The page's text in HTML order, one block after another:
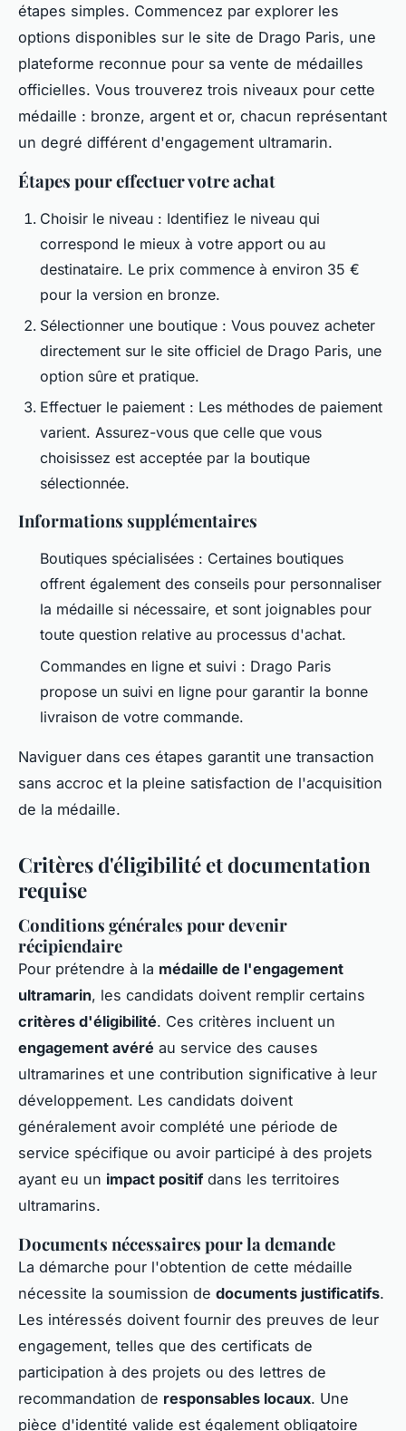
étapes simples. Commencez par explorer les
options disponibles sur le site de Drago Paris, une
plateforme reconnue pour sa vente de médailles
officielles. Vous trouverez trois niveaux pour cette
médaille : bronze, argent et or, chacun représentant
un degré différent d'engagement ultramarin.
Étapes pour effectuer votre achat
Choisir le niveau : Identifiez le niveau qui
correspond le mieux à votre apport ou au
destinataire. Le prix commence à environ 35 €
pour la version en bronze.
Sélectionner une boutique : Vous pouvez acheter
directement sur le site officiel de Drago Paris, une
option sûre et pratique.
Effectuer le paiement : Les méthodes de paiement
varient. Assurez-vous que celle que vous
choisissez est acceptée par la boutique
sélectionnée.
Informations supplémentaires
Boutiques spécialisées : Certaines boutiques
offrent également des conseils pour personnaliser
la médaille si nécessaire, et sont joignables pour
toute question relative au processus d'achat.
Commandes en ligne et suivi : Drago Paris
propose un suivi en ligne pour garantir la bonne
livraison de votre commande.
Naviguer dans ces étapes garantit une transaction
sans accroc et la pleine satisfaction de l'acquisition
de la médaille.
Critères d'éligibilité et documentation
requise
Conditions générales pour devenir
récipiendaire
Pour prétendre à la médaille de l'engagement
ultramarin, les candidats doivent remplir certains
critères d'éligibilité. Ces critères incluent un
engagement avéré au service des causes
ultramarines et une contribution significative à leur
développement. Les candidats doivent
généralement avoir complété une période de
service spécifique ou avoir participé à des projets
ayant eu un impact positifdans les territoires
ultramarins.
Documents nécessaires pour la demande
La démarche pour l'obtention de cette médaille
nécessite la soumission de documents justificatifs.
Les intéressés doivent fournir des preuves de leur
engagement, telles que des certificats de
participation à des projets ou des lettres de
recommandation de responsables locaux. Une
pièce d'identité valide est également obligatoire